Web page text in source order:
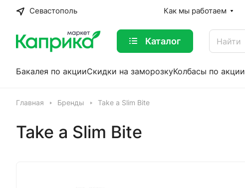
Севастополь Как мы работаем
Каталог
Бакалея по акцииСкидки на заморозкуКолбасы по акции
Главная Бренды Take a Slim Bite
Take a Slim Bite